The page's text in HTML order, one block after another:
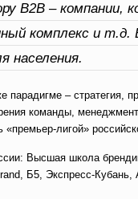
B2B – компании,
комплекс и т.д.
населения.
– стратегия,
команды,
лигой»
Высшая школа
Б5, Экспресс-Кубань,